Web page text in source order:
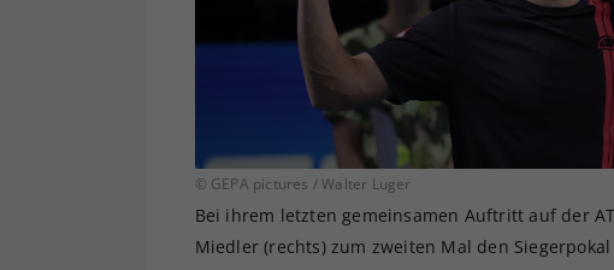
© GEPA pictures / Walter Luger
Bei ihrem letzten gemeinsamen Auftritt auf der
Miedler (rechts) zum zweiten Mal den